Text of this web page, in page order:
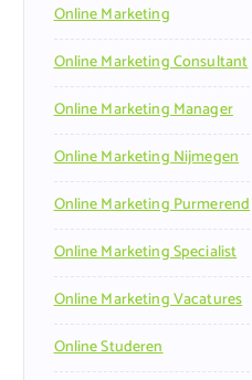
Online Marketing
Online Marketing Consultant
Online Marketing Manager
Online Marketing Nijmegen
Online Marketing Purmerend
Online Marketing Specialist
Online Marketing Vacatures
Online Studeren